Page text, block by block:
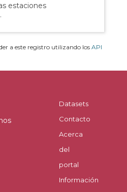
estaciones
a este registro utilizando los API
Datasets
Contacto
Acerca
del
portal
Información